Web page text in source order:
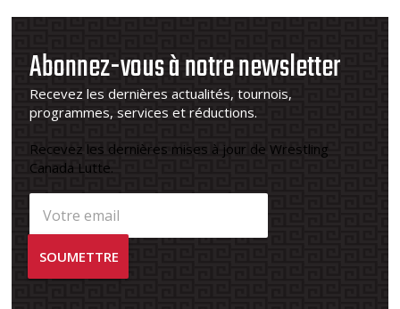
Abonnez-vous à notre newsletter
Recevez les dernières actualités, tournois,
programmes, services et réductions.
Recevez les dernières mises à jour de Wrestling
Canada Lutte.